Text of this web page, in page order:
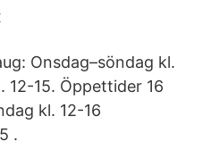
Onsdag–söndag kl.
12-15. Öppettider 16
kl. 12-16
.